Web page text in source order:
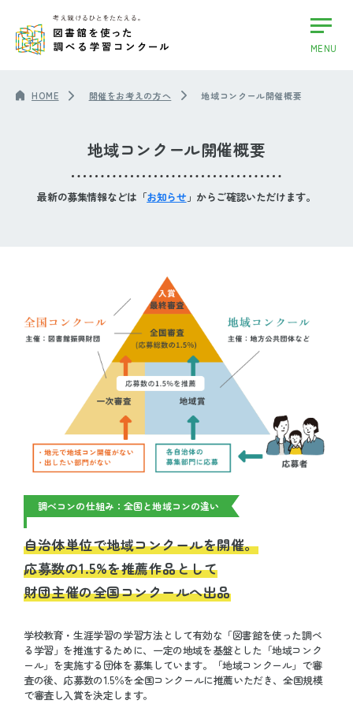
MENU
HOME 開催をお考えの方へ 地域コンクール開催概要
地域コンクール開催概要
最新の募集情報などは「お知らせ」からご確認いただけます。
調べコンの仕組み：全国と地域コンの違い
自治体単位で地域コンクールを開催。
応募数の1.5%を推薦作品として
財団主催の全国コンクールへ出品
学校教育・生涯学習の学習方法として有効な「図書館を使った調べ
る学習」を推進するために、一定の地域を基盤とした「地域コンク
ール」を実施する団体を募集しています。「地域コンクール」で審
査の後、応募数の1.5％を全国コンクールに推薦いただき、全国規模
で審査し入賞を決定します。